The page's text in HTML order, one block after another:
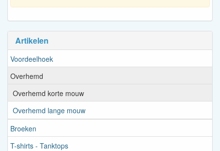
Artikelen
Voordeelhoek
Overhemd
Overhemd korte mouw
Overhemd lange mouw
Broeken
T-shirts - Tanktops